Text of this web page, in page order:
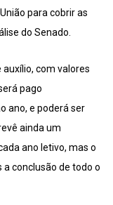
para cobrir as
do Senado.
com valores
pago
ano, e poderá ser
ainda um
ano letivo, mas o
conclusão de todo o